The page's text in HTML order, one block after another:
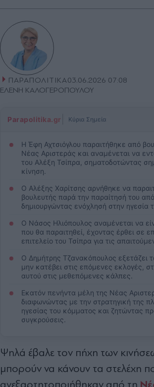
ΠΑΡΑΠΟΛΙΤΙΚΑ03.06.2026 07:08
ΕΛΕΝΗ ΚΑΛΟΓΕΡΟΠΟΥΛΟΥ
Parapolitika.gr Κύρια Σημεία
Η Έφη Αχτσιόγλου παραιτήθηκε από
Νέας Αριστεράς και αναμένεται να
του Αλέξη Τσίπρα, σηματοδοτώντας
κίνηση.
Ο Αλέξης Χαρίτσης αρνήθηκε να
βουλευτής παρά την παραίτησή του
δημιουργώντας ενόχλησή στην ηγεσία
Ο Νάσος Ηλιόπουλος αναμένεται να
που θα παραιτηθεί, έχοντας έρθει σε
επιτελείο του Τσίπρα για τις
Ο Δημήτρης Τζανακόπουλος εξετάζει
μην κατέβει στις επόμενες εκλογές,
αυτού στις μεθεπόμενες κάλπες.
Εκατόν πενήντα μέλη της Νέας
διαφωνώντας με την στρατηγική της
ηγεσίας του κόμματος και ζητώντας
συγκρούσεις.
Ψηλά έβαλε τον πήχη των
μπορούν να κάνουν τα στελέχη
ανεξαρτητοποιήθηκαν από τη